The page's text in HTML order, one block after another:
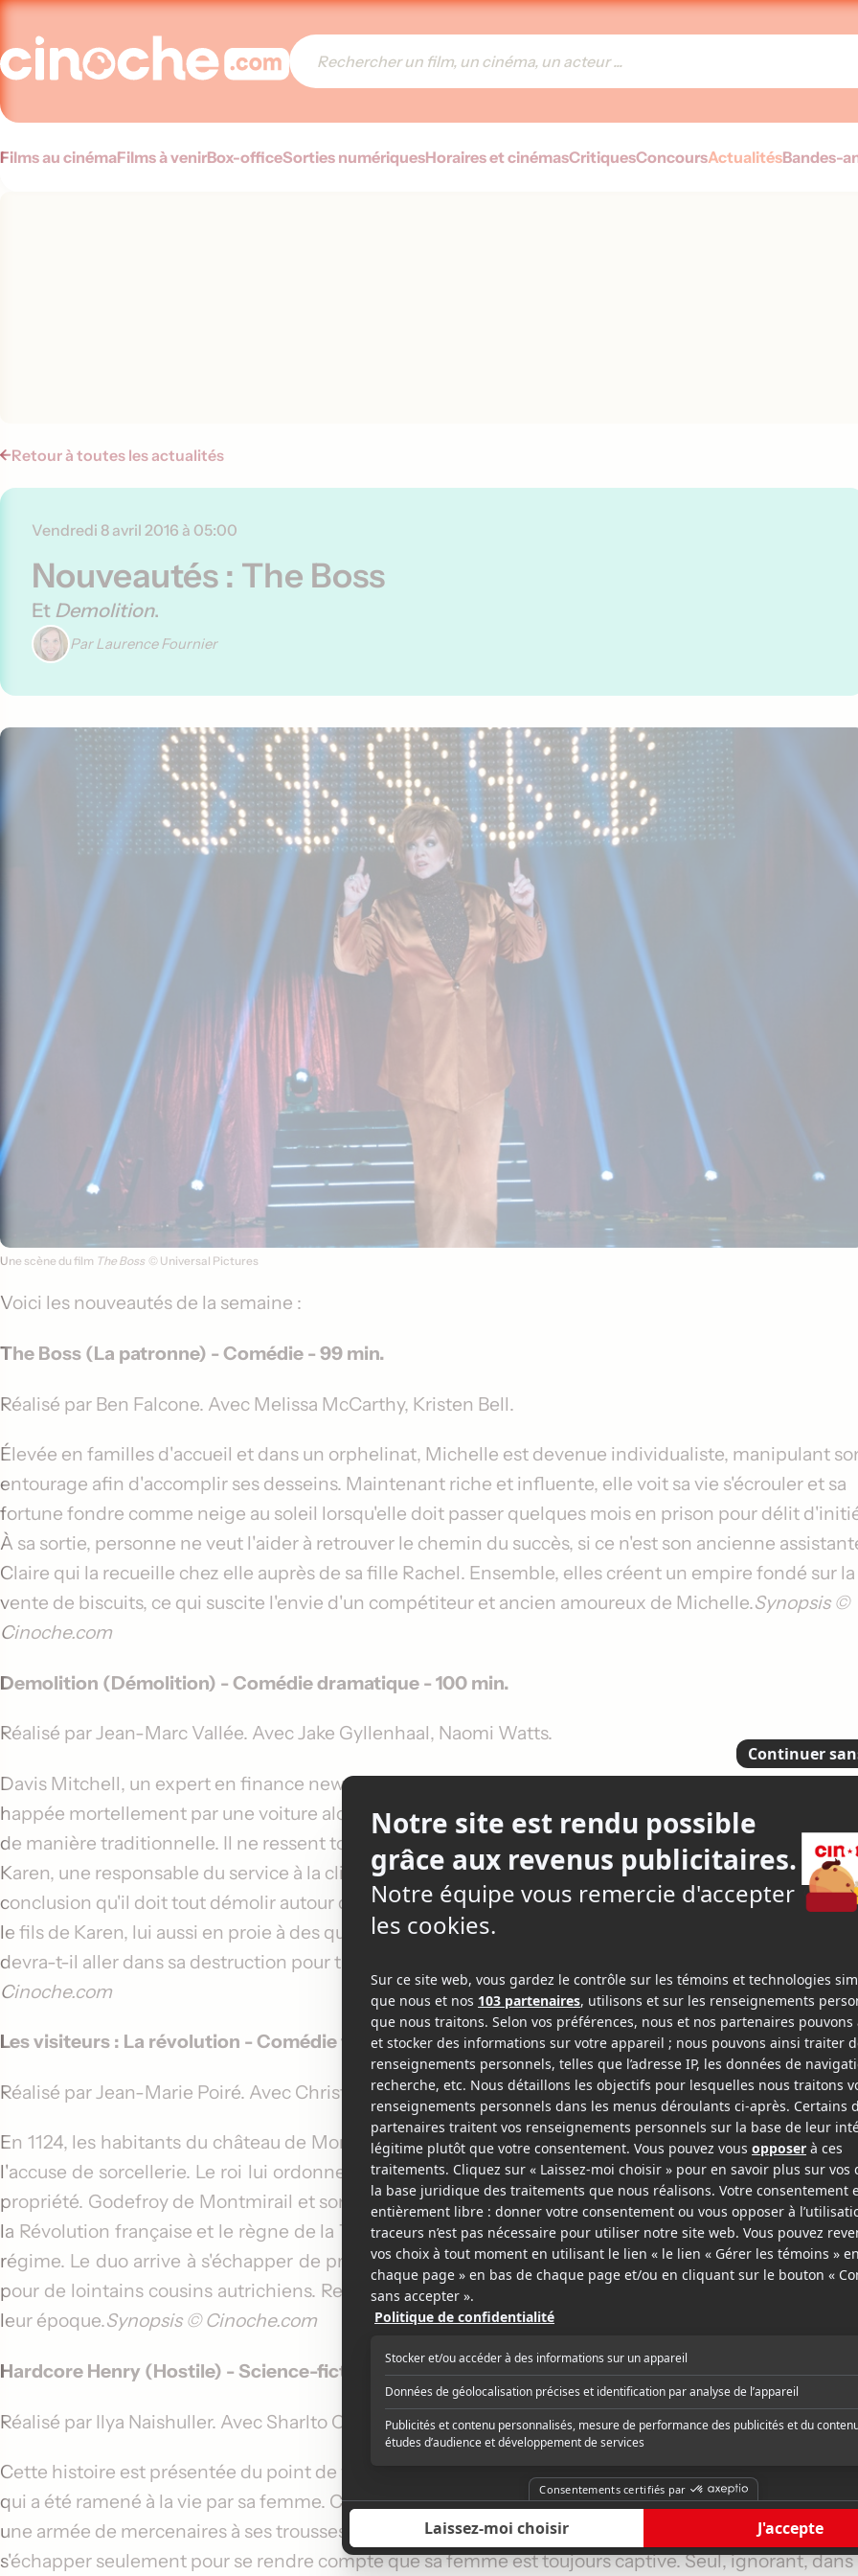
Films au cinémaFilms à venirBox-officeSorties numériquesHoraires et cinémasCritiquesConcoursActualitésBandes-
Retour à toutes les actualités
Vendredi 8 avril 2016 à 05:00
Nouveautés : The Boss
Et Demolition.
Par Laurence Fournier
Contenu de l'article
Une scène du film The Boss © Universal Pictures
Voici les nouveautés de la semaine :
The Boss (La patronne) - Comédie - 99 min.
Réalisé par Ben Falcone. Avec Melissa McCarthy, Kristen Bell.
Élevée en familles d'accueil et dans un orphelinat, Michelle est devenue individualiste, manipulant
entourage afin d'accomplir ses desseins. Maintenant riche et influente, elle voit sa vie s'écrouler et sa
fortune fondre comme neige au soleil lorsqu'elle doit passer quelques mois en prison pour délit
À sa sortie, personne ne veut l'aider à retrouver le chemin du succès, si ce n'est son ancienne
Claire qui la recueille chez elle auprès de sa fille Rachel. Ensemble, elles créent un empire fondé sur la
vente de biscuits, ce qui suscite l'envie d'un compétiteur et ancien amoureux de Michelle.Synopsis ©
Cinoche.com
Demolition (Démolition) - Comédie dramatique - 100 min.
Réalisé parJean-Marc Vallée. AvecJake Gyllenhaal, Naomi Watts.
Davis Mitchell, un expert en finance new-yorkais, doit composer avec le décès subit de sa femme
happée mortellement par une voiture alors qu'il s'y trouvait aussi. Impossible pour lui de vivre le deuil
de manière traditionnelle. Il ne ressent tout simplement rien. Après avoir tissé une amitié étrange
Karen, une responsable du service à la clientèle d'une compagnie de distribution, Davis en viendra à la
conclusion qu'il doit tout démolir autour de lui pour mieux pouvoir se reconstruire. Un lien unique avec
le fils de Karen, lui aussi en proie à des questionnements, viendra l'aider dans son processus. Jusqu'où
devra-t-il aller dans sa destruction pour trouver la rédemption et renouer avec l'existence?
Cinoche.com
Les visiteurs : La révolution - Comédie fantastique - 110 min.
Réalisé parJean-Marie Poiré. Avec Christian Clavier, Jean Reno.
En 1124, les habitants du château de Montmirail sont en émoi. Godefroy de Montmirail a disparu et on
l'accuse de sorcellerie. Le roi lui ordonne de revenir d'ici la prochaine lune sinon il perdra ses titres
propriété. Godefroy de Montmirail et son fidèle Jacquouille la Fripouille sont coincés en 1793
la Révolution française et le règne de la Terreur décapite tous les partisans de la royauté et de
régime. Le duo arrive à s'échapper de prison et il se joint à une famille de nobles en se faisant
pour de lointains cousins autrichiens. Regagner Paris ne sera pas évident et encore moins retourner à
leur époque.Synopsis © Cinoche.com
Hardcore Henry (Hostile) - Science-fiction - 96 min.
Réalisé par Ilya Naishuller. Avec Sharlto Copley,Haley Bennett.
Cette histoire est présentée du point de vue unique de celui qui la vit, dans ce cas-ci Henry, un homme
qui a été ramené à la vie par sa femme. Complètement amnésique, Henry se retrouve rapidement
une armée de mercenaires à ses trousses et il en ignore le pourquoi. Après avoir été capturé, il réussit à
s'échapper seulement pour se rendre compte que sa femme est toujours captive. Seul, ignorant, dans